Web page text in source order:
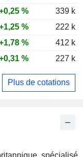
spécialisé
%
339 k
%
222 k
%
412 k
% 227 k
Plus de cotations